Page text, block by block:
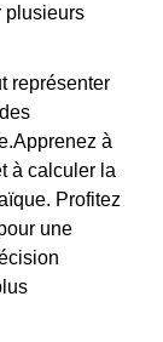
plusieurs
représenter
à
à calculer la
Profitez
une